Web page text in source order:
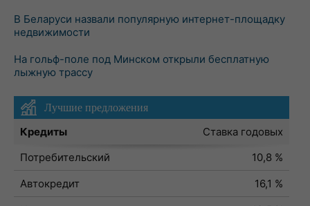
В Беларуси назвали популярную интернет-площадку
недвижимости
На гольф-поле под Минском открыли бесплатную
лыжную трассу
Лучшие предложения
Кредиты
Ставка годовых
Потребительский
10,8 %
Автокредит
16,1 %